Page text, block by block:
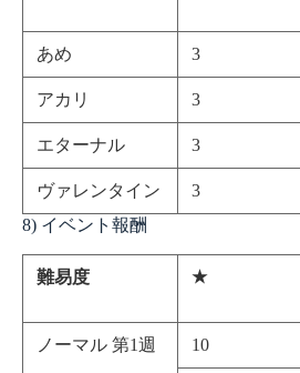
あめ 3
アカリ 3
エターナル 3
ヴァレンタイン
3
8) イベント報酬
難易度 ★
ノーマル 第1週 10